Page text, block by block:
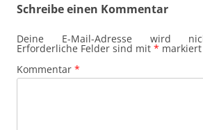
Schreibe einen Kommentar
Deine E-Mail-Adresse wird
Erforderliche Felder sind mit * markiert
Kommentar *